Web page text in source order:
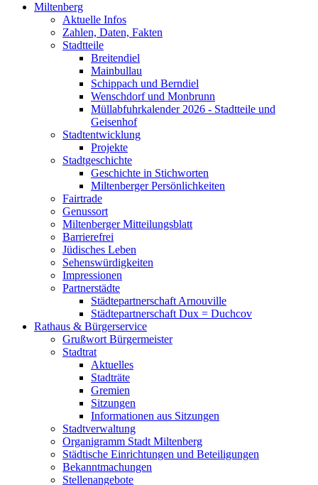
Miltenberg
Aktuelle Infos
Zahlen, Daten, Fakten
Stadtteile
Breitendiel
Mainbullau
Schippach und Berndiel
Wenschdorf und Monbrunn
Müllabfuhrkalender 2026 - Stadtteile und
Geisenhof
Stadtentwicklung
Projekte
Stadtgeschichte
Geschichte in Stichworten
Miltenberger Persönlichkeiten
Fairtrade
Genussort
Miltenberger Mitteilungsblatt
Barrierefrei
Jüdisches Leben
Sehenswürdigkeiten
Impressionen
Partnerstädte
Städtepartnerschaft Arnouville
Städtepartnerschaft Dux = Duchcov
Rathaus & Bürgerservice
Grußwort Bürgermeister
Stadtrat
Aktuelles
Stadträte
Gremien
Sitzungen
Informationen aus Sitzungen
Stadtverwaltung
Organigramm Stadt Miltenberg
Städtische Einrichtungen und Beteiligungen
Bekanntmachungen
Stellenangebote